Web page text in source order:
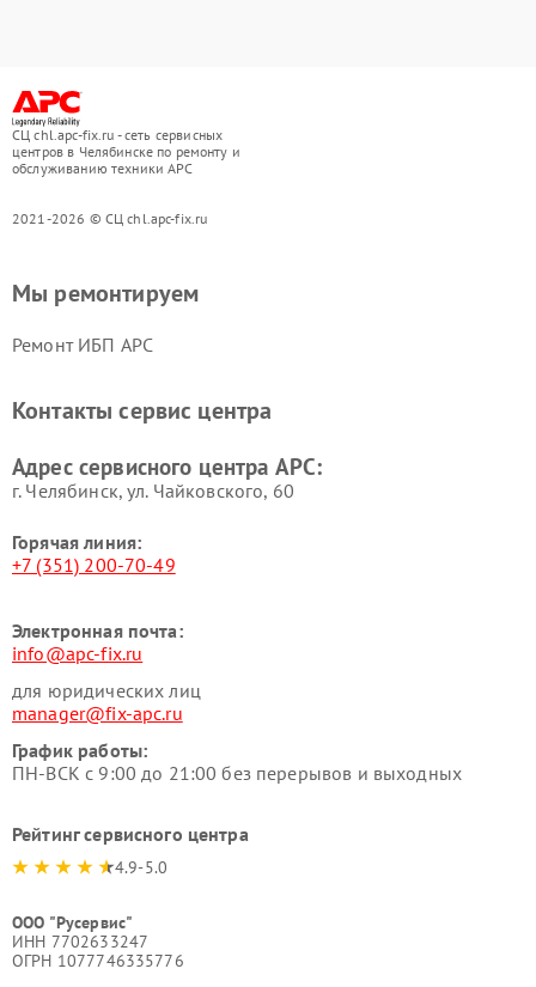
СЦ chl.apc-fix.ru - сеть сервисных
центров в Челябинске по ремонту и
обслуживанию техники APC
2021-2026 © СЦ chl.apc-fix.ru
Мы ремонтируем
Ремонт ИБП APC
Контакты сервис центра
Адрес сервисного центра APC:
г. Челябинск, ул. Чайковского, 60
Горячая линия:
+7 (351) 200-70-49
Электронная почта:
info@apc-fix.ru
для юридических лиц
manager@fix-apc.ru
График работы:
ПН-ВСК с 9:00 до 21:00 без перерывов и выходных
Рейтинг сервисного центра
4.9-5.0
ООО "Русервис"
ИНН 7702633247
ОГРН 1077746335776